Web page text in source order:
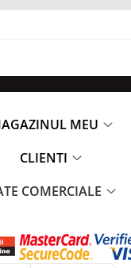
MEU
CLIENTI
COMERCIALE